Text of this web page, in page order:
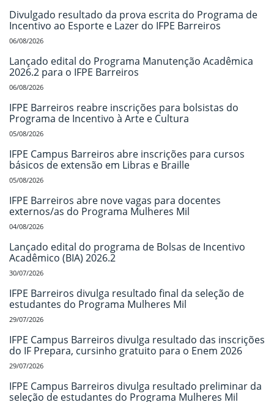
Divulgado resultado da prova escrita do Programa de
Incentivo ao Esporte e Lazer do IFPE Barreiros
06/08/2026
Lançado edital do Programa Manutenção Acadêmica
2026.2 para o IFPE Barreiros
06/08/2026
IFPE Barreiros reabre inscrições para bolsistas do
Programa de Incentivo à Arte e Cultura
05/08/2026
IFPE Campus Barreiros abre inscrições para cursos
básicos de extensão em Libras e Braille
05/08/2026
IFPE Barreiros abre nove vagas para docentes
externos/as do Programa Mulheres Mil
04/08/2026
Lançado edital do programa de Bolsas de Incentivo
Acadêmico (BIA) 2026.2
30/07/2026
IFPE Barreiros divulga resultado final da seleção de
estudantes do Programa Mulheres Mil
29/07/2026
IFPE Campus Barreiros divulga resultado das inscrições
do IF Prepara, cursinho gratuito para o Enem 2026
29/07/2026
IFPE Campus Barreiros divulga resultado preliminar da
seleção de estudantes do Programa Mulheres Mil